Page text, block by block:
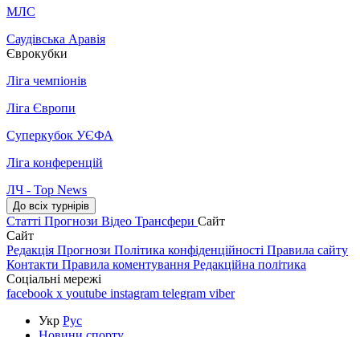
МЛС
Саудівська Аравія
Єврокубки
Ліга чемпіонів
Ліга Європи
Суперкубок УЄФА
Ліга конференцій
ЛЧ - Top News
До всіх турнірів
Статті Прогнози Відео Трансфери Сайт
Сайт
Редакція Прогнози Політика конфіденційності Правила сайту
Контакти Правила коментування Редакційна політика
Соціальні мережі
facebook x youtube instagram telegram viber
Укр Рус